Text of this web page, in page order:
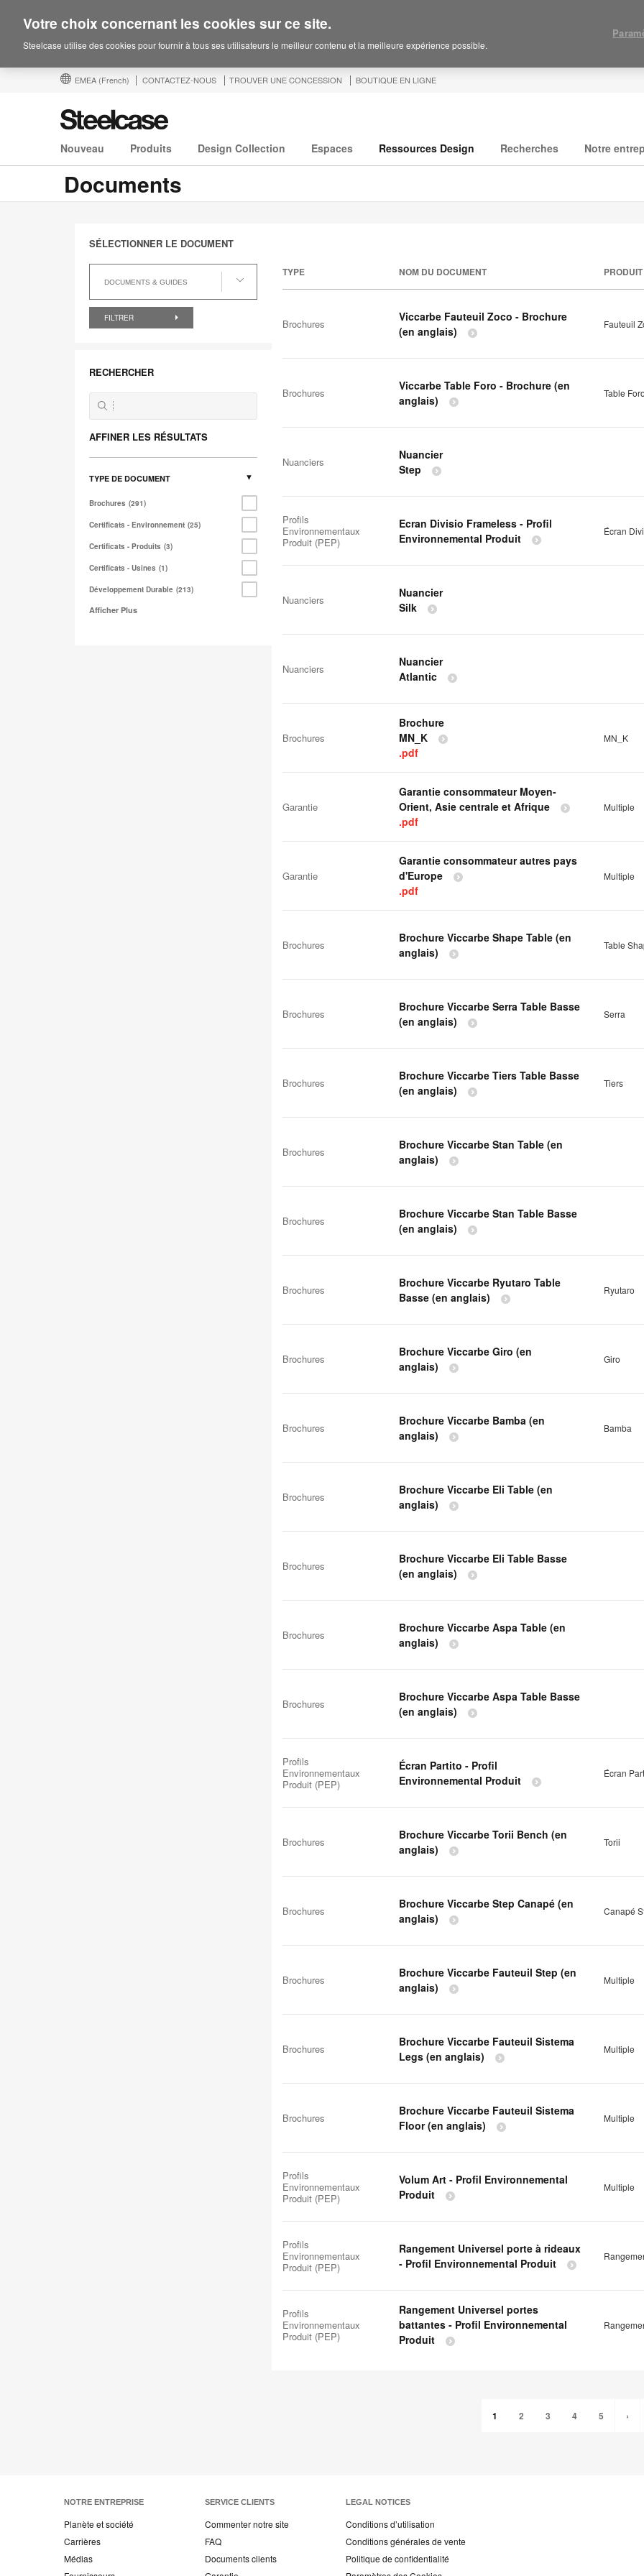
EMEA (French) CONTACTEZ-NOUS TROUVER UNE CONCESSION BOUTIQUE EN LIGNE
Nouveau Produits Design Collection Espaces Ressources Design Recherches Notre
Documents
SÉLECTIONNER LE DOCUMENT
DOCUMENTS & GUIDES
FILTRER
RECHERCHER
AFFINER LES RÉSULTATS
TYPE DE DOCUMENT
Brochures 291
Certificats - Environnement 25
Certificats - Produits 3
Certificats - Usines 1
Développement Durable 213
Afficher Plus
TYPE NOM DU DOCUMENT PRODUIT
Brochures
Viccarbe Fauteuil Zoco - Brochure
(en anglais)
Fauteuil
Brochures
Viccarbe Table Foro - Brochure (en
anglais)
Table
Nuanciers
Nuancier
Step
Profils
Environnementaux
Produit (PEP)
Ecran Divisio Frameless - Profil
Environnemental Produit
Écran
Nuanciers
Nuancier
Silk
Nuanciers
Nuancier
Atlantic
Brochures
Brochure
MN_K
.pdf
MN_K
Garantie
Garantie consommateur Moyen-
Orient, Asie centrale et Afrique
.pdf
Multiple
Garantie
Garantie consommateur autres pays
d'Europe
.pdf
Multiple
Brochures
Brochure Viccarbe Shape Table (en
anglais)
Table
Brochures
Brochure Viccarbe Serra Table Basse
(en anglais)
Serra
Brochures
Brochure Viccarbe Tiers Table Basse
(en anglais)
Tiers
Brochures
Brochure Viccarbe Stan Table (en
anglais)
Brochures
Brochure Viccarbe Stan Table Basse
(en anglais)
Brochures
Brochure Viccarbe Ryutaro Table
Basse (en anglais)
Ryutaro
Brochures
Brochure Viccarbe Giro (en
anglais)
Giro
Brochures
Brochure Viccarbe Bamba (en
anglais)
Bamba
Brochures
Brochure Viccarbe Eli Table (en
anglais)
Brochures
Brochure Viccarbe Eli Table Basse
(en anglais)
Brochures
Brochure Viccarbe Aspa Table (en
anglais)
Brochures
Brochure Viccarbe Aspa Table Basse
(en anglais)
Profils
Environnementaux
Produit (PEP)
Écran Partito - Profil
Environnemental Produit
Écran
Brochures
Brochure Viccarbe Torii Bench (en
anglais)
Torii
Brochures
Brochure Viccarbe Step Canapé (en
anglais)
Canapé
Brochures
Brochure Viccarbe Fauteuil Step (en
anglais)
Multiple
Brochures
Brochure Viccarbe Fauteuil Sistema
Legs (en anglais)
Multiple
Brochures
Brochure Viccarbe Fauteuil Sistema
Floor (en anglais)
Multiple
Profils
Environnementaux
Produit (PEP)
Volum Art - Profil Environnemental
Produit
Multiple
Profils
Environnementaux
Produit (PEP)
Rangement Universel porte à rideaux
- Profil Environnemental Produit
Profils
Environnementaux
Produit (PEP)
Rangement Universel portes
battantes - Profil Environnemental
Produit
1 2 3 4 5 ›
NOTRE ENTREPRISE
Planète et société
Carrières
Médias
SERVICE CLIENTS
Commenter notre site
FAQ
Documents clients
LEGAL NOTICES
Conditions d’utilisation
Conditions générales de vente
Politique de confidentialité
Votre choix concernant les cookies sur ce site.
Steelcase utilise des cookies pour fournir à tous ses utilisateurs le meilleur contenu et la meilleure expérience possible.